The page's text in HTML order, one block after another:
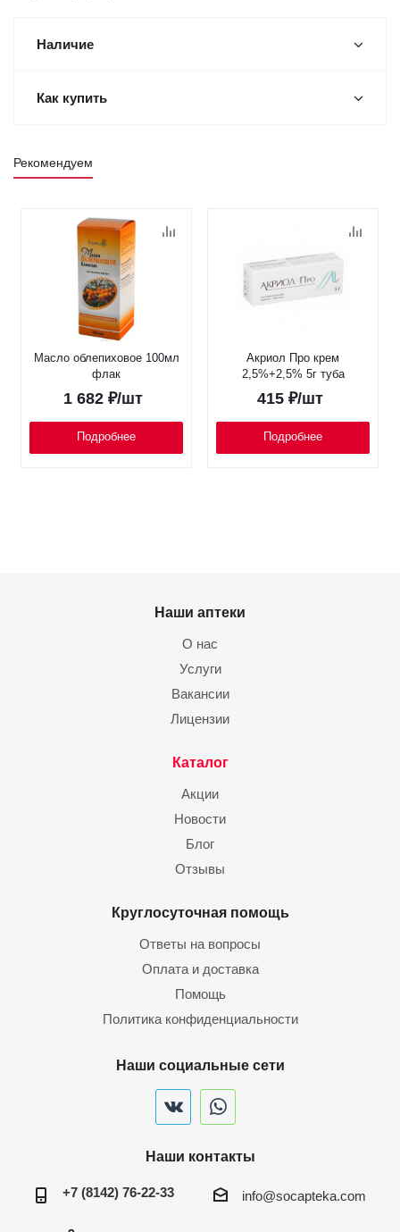
Наличие
Как купить
Рекомендуем
Масло облепиховое 100мл
флак
1 682 ₽/шт
Подробнее
Акриол Про крем
2,5%+2,5% 5г туба
415₽/шт
Подробнее
Наши аптеки
О нас
Услуги
Вакансии
Лицензии
Каталог
Акции
Новости
Блог
Отзывы
Круглосуточная помощь
Ответы на вопросы
Оплата и доставка
Помощь
Политика конфиденциальности
Наши социальные сети
Наши контакты
+7 (8142) 76-22-33 info@socapteka.com